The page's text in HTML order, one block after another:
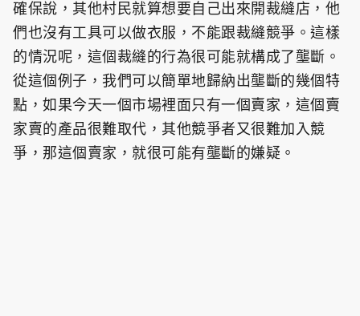
確保說，其他村民就算想要自己出來開裁縫店，他
們也沒有工具可以做衣服，不能跟裁縫競爭。這樣
的情況呢，這個裁縫的行為很可能就構成了壟斷。
從這個例子，我們可以簡單地歸納出壟斷的幾個特
點，如果今天一個市場裡面只有一個賣家，這個賣
家賣的產品很難取代，其他競爭者又很難加入競
爭，那這個賣家，就很可能有壟斷的嫌疑。